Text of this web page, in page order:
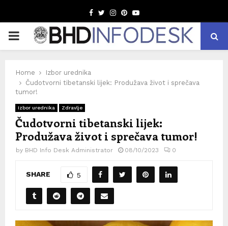
Facebook
TwitterInstagram
Pinterest
Youtube
PRIMARY
Home
Izbor urednika
Čudotvorni tibetanski lijek: Produžava život i sprečava
tumor!
Izbor urednika Zdravlje
Čudotvorni tibetanski lijek:
Produžava život i sprečava tumor!
by BHD Info Desk Administrator 08/10/2023 0
SHARE 5